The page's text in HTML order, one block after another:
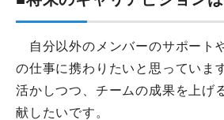
自分以外のメンバーのサポート
の仕事に携わりたいと思っていま
活かしつつ、チームの成果を上げ
献したいです。